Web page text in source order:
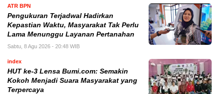
ATR BPN
Pengukuran Terjadwal Hadirkan
Kepastian Waktu, Masyarakat Tak Perlu
Lama Menunggu Layanan Pertanahan
Sabtu, 8 Agu 2026 - 20:48 WIB
index
HUT ke-3 Lensa Bumi.com: Semakin
Kokoh Menjadi Suara Masyarakat yang
Terpercaya